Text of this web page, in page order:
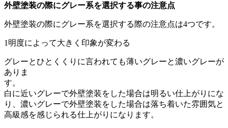
外壁塗装の際にグレー系を選択する事の注意点
外壁塗装の際にグレー系を選択する際の注意点は4つです。
1 明度によって大きく印象が変わる
グレーとひとくくりに言われても薄いグレーと濃いグレーが
ありま
す
白に近いグレーで外壁塗装をした場合は明るい仕上がりにな
り、濃いグレーで外壁塗装をした場合は落ち着いた雰囲気と
高級感を感じられる仕上がりになります。